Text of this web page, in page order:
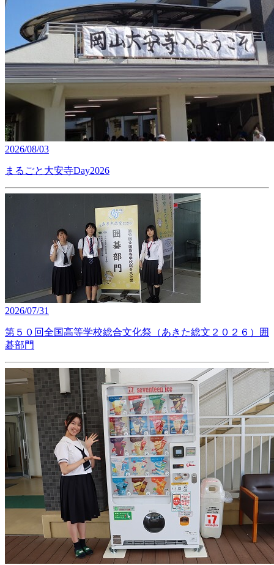
2026/08/03
まるごと大安寺Day2026
2026/07/31
第５０回全国高等学校総合文化祭（あきた総文２０２６）囲
碁部門